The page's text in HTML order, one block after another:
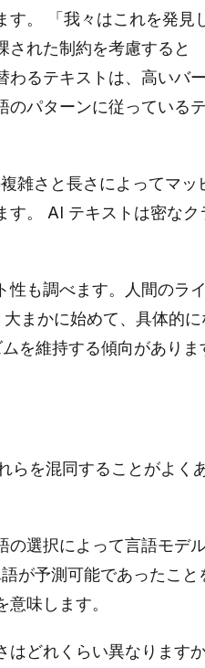
。 「我々はこれを発見
された制約を考慮すると
るテキストは、高いバ
のパターンに従っている
雑さと長さによってマッ
す。 AI テキストは密なク
性も調べます。人間のラ
まかに始めて、具体的に
を維持する傾向がありま
らを混同することがよく
の選択によって言語モデ
が予測可能であったこと
味します。
はどれくらい異なります